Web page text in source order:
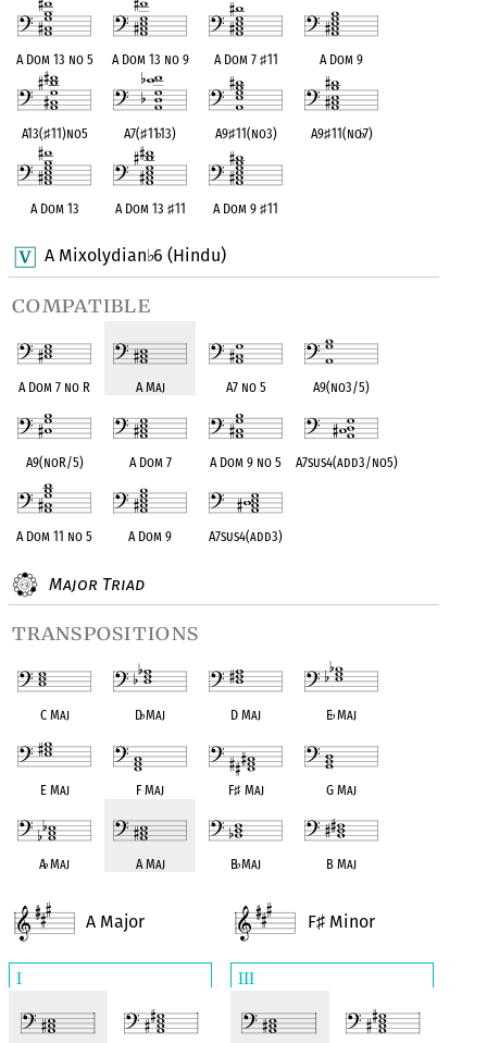
A Dom 13 no 5 A Dom 13 no 9 A Dom 7 ♯11 A Dom 9
A13(♯11)no5 A7(♯11♭13) A9♯11(no3) A9♯11(no♭7)
A Dom 13 A Dom 13 ♯11 A Dom 9♯11
A Mixolydian♭6 (Hindu)
compatible
A Dom 7 no R A Maj A7 no 5 A9(no3/5)
A9(noR/5) A Dom 7 A Dom 9 no 5 A7sus4(add3/no5)
A Dom 11 no 5 A Dom 9 A7sus4(add3)
Major Triad
transpositions
C Maj D♭Maj D Maj E♭Maj
E Maj F Maj F♯Maj G Maj
A♭Maj A Maj B♭Maj B Maj
A Major
I
F♯Minor
III